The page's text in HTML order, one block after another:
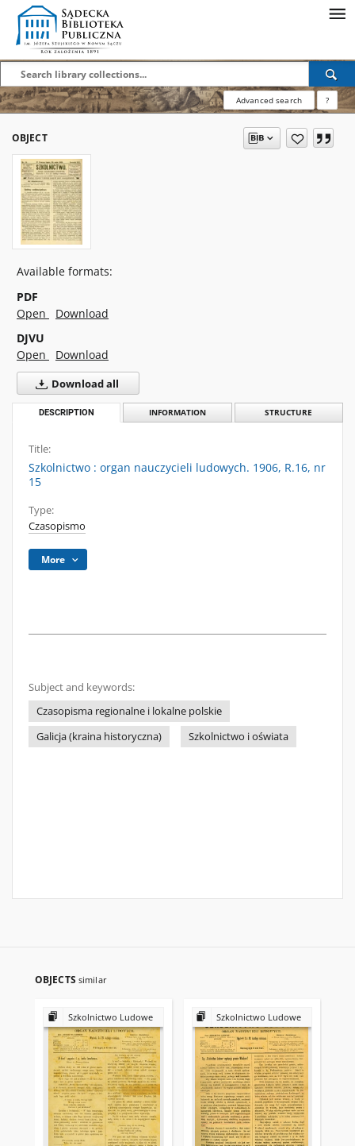
Advanced search ?
OBJECT
Available formats:
PDF
Open
Download
DJVU
Open
Download
Download all
DESCRIPTION INFORMATION STRUCTURE
Title:
Szkolnictwo : organ nauczycieli ludowych. 1906, R.16, nr
15
Type:
Czasopismo
More
Subject and keywords:
Czasopisma regionalne i lokalne polskie
Galicja (kraina historyczna)
Szkolnictwo i oświata
OBJECTS similar
Szkolnictwo Ludowe Szkolnictwo Ludowe